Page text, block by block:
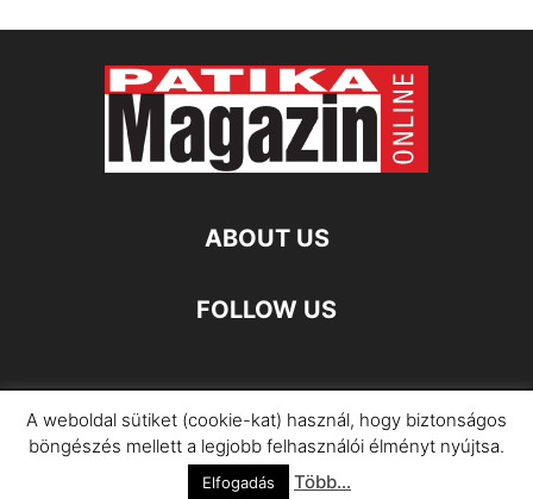
ABOUT US
FOLLOW US
Impresszum Adatkezelési Információ
©
A weboldal sütiket (cookie-kat) használ, hogy biztonságos
böngészés mellett a legjobb felhasználói élményt nyújtsa.
Elfogadás Több...